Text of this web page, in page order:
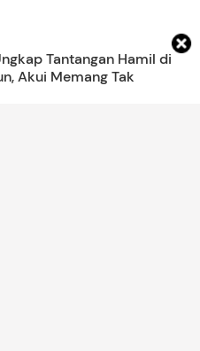
Tantangan Hamil di
Akui Memang Tak